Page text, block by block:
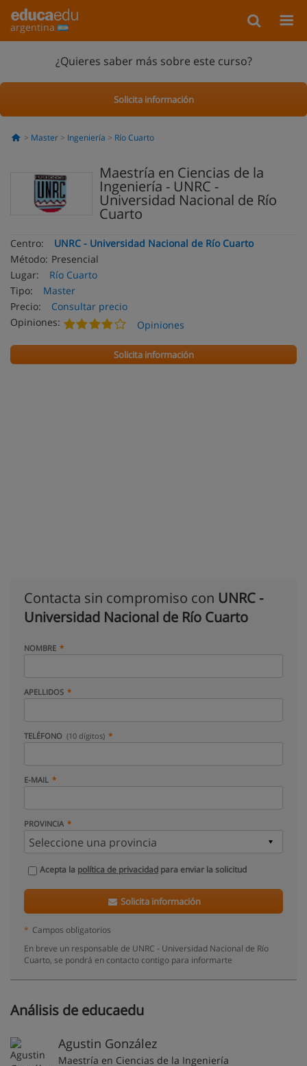
argentina
¿Quieres saber más sobre este curso?
Solicita información
Master Ingeniería Río Cuarto
Maestría en Ciencias de la
Ingeniería - UNRC -
Universidad Nacional de Río
Cuarto
Centro:
UNRC - Universidad Nacional de Río Cuarto
Método: Presencial
Lugar:
Río Cuarto
Tipo:
Master
Precio:
Consultar precio
Opiniones:
Opiniones
Solicita información
Contacta sin compromiso con UNRC -
Universidad Nacional de Río Cuarto
NOMBRE
APELLIDOS
TELÉFONO (10 dígitos)
E-MAIL
PROVINCIA
Acepta la política de privacidad para enviar la solicitud
Solicita información
* Campos obligatorios
En breve un responsable de UNRC - Universidad Nacional de Río
Cuarto, se pondrá en contacto contigo para informarte
Análisis de educaedu
Agustin González
Maestría en Ciencias de la Ingeniería